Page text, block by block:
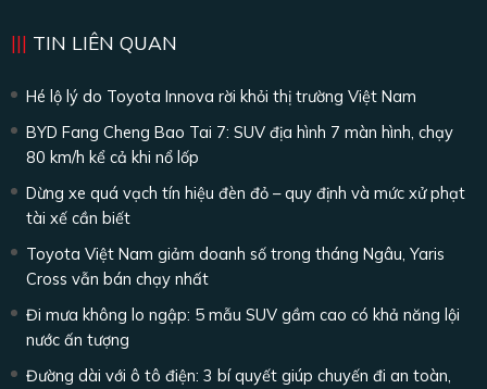
TIN LIÊN QUAN
Hé lộ lý do Toyota Innova rời khỏi thị trường Việt Nam
BYD Fang Cheng Bao Tai 7: SUV địa hình 7 màn hình, chạy
80 km/h kể cả khi nổ lốp
Dừng xe quá vạch tín hiệu đèn đỏ – quy định và mức xử phạt
tài xế cần biết
Toyota Việt Nam giảm doanh số trong tháng Ngâu, Yaris
Cross vẫn bán chạy nhất
Đi mưa không lo ngập: 5 mẫu SUV gầm cao có khả năng lội
nước ấn tượng
Đường dài với ô tô điện: 3 bí quyết giúp chuyến đi an toàn,